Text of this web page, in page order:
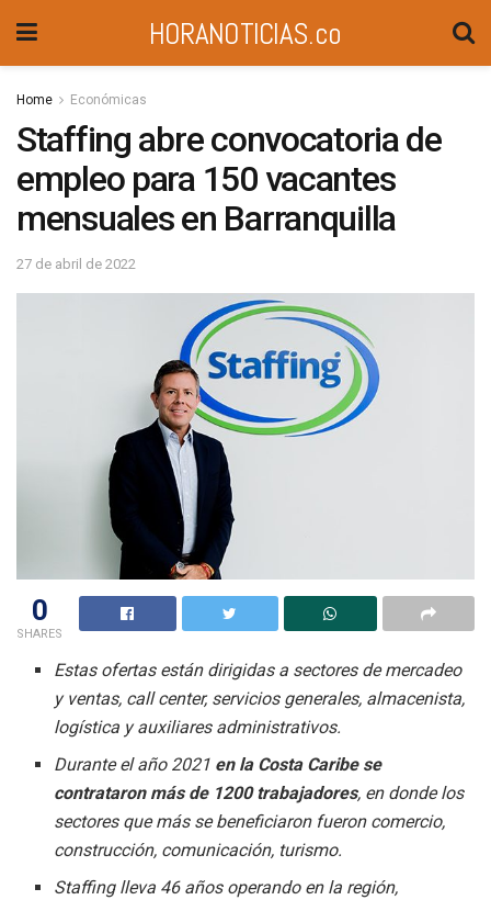
HORANOTICIAS.co
Home Económicas
Staffing abre convocatoria de
empleo para 150 vacantes
mensuales en Barranquilla
27 de abril de 2022
0
SHARES
Estas ofertas están dirigidas a sectores demercadeo
y ventas, call center, servicios generales, almacenista,
logística y auxiliares administrativos.
Durante el año 2021 en la Costa Caribe se
contrataron más de 1200 trabajadores, en donde los
sectores que más se beneficiaron fueron comercio,
construcción, comunicación, turismo.
Staffing lleva 46 años operando en la región,